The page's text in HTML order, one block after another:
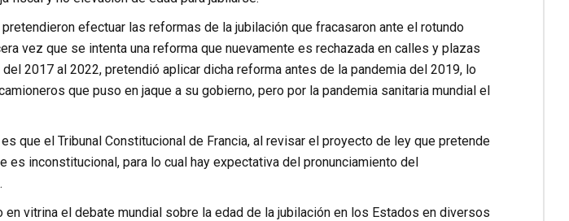
efectuar las reformas de la jubilación que fracasaron ante el rotundo
vez que se intenta una reforma que nuevamente es rechazada en calles y plazas
2017 al 2022, pretendió aplicar dicha reforma antes de la pandemia del 2019, lo
que puso en jaque a su gobierno, pero por la pandemia sanitaria mundial el
que el Tribunal Constitucional de Francia, al revisar el proyecto de ley que pretende
es inconstitucional, para lo cual hay expectativa del pronunciamiento del
vitrina el debate mundial sobre la edad de la jubilación en los Estados en diversos